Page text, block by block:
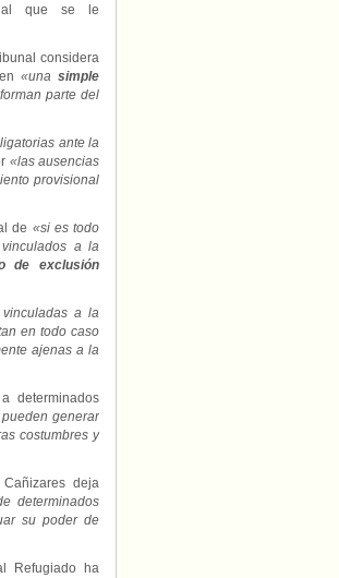
que se le
considera
«unasimple
parte del
ante la
«las ausencias
provisional
de «si es todo
a la
de exclusión
vinculadas a la
en todo caso
ajenas a la
determinados
generar
costumbres y
deja
determinados
su poder de
Refugiado ha